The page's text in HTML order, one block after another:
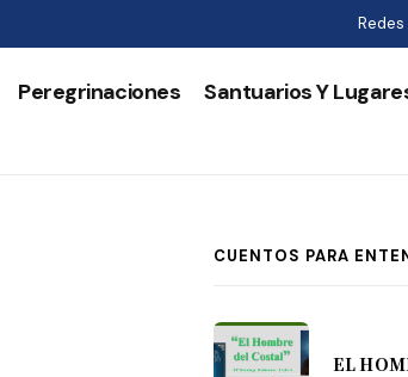
Peregrinaciones Santuarios Y
CUENTOS PARA
EL